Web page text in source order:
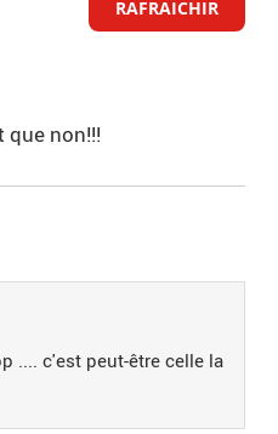
RAFRAICHIR
que non!!!
.... c'est peut-être celle la